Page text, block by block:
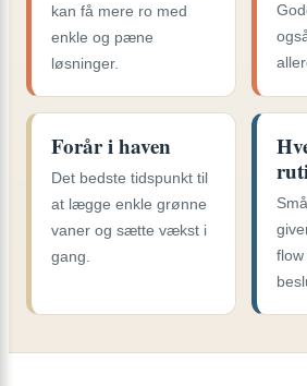
kan få mere ro med
enkle og pæne
løsninger.
Forår i haven
Det bedste tidspunkt til
at lægge enkle grønne
vaner og sætte vækst i
gang.